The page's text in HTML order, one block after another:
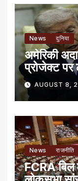
News दुनिया
अमेरिकी
प्रोजेक्ट पर
AUGUST 8,
News राजनीति
FCRA